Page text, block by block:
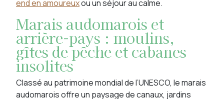
end en amoureuxou un séjour au calme.
Marais audomarois et
arrière-pays : moulins,
gîtes de pêche et cabanes
insolites
Classé au patrimoine mondial de l’UNESCO, le marais
audomarois offre un paysage de canaux, jardins